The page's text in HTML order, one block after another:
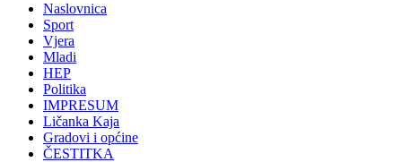
Naslovnica
Sport
Vjera
Mladi
HEP
Politika
IMPRESUM
Ličanka Kaja
Gradovi i općine
ČESTITKA